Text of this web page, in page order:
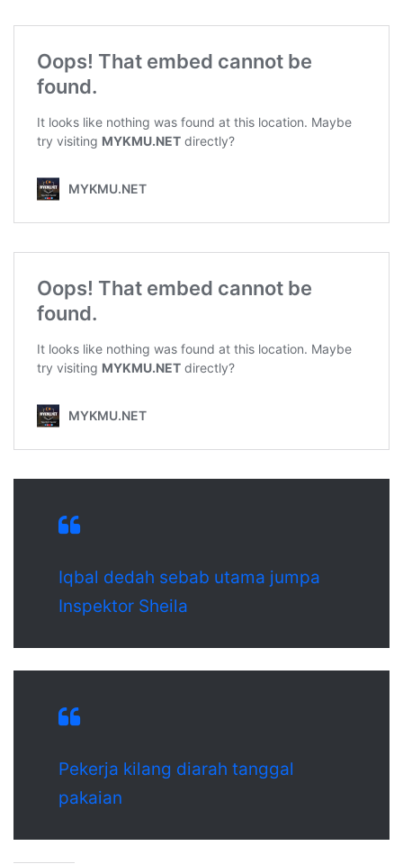
Iqbal dedah sebab utama jumpa
Inspektor Sheila
Pekerja kilang diarah tanggal
pakaian